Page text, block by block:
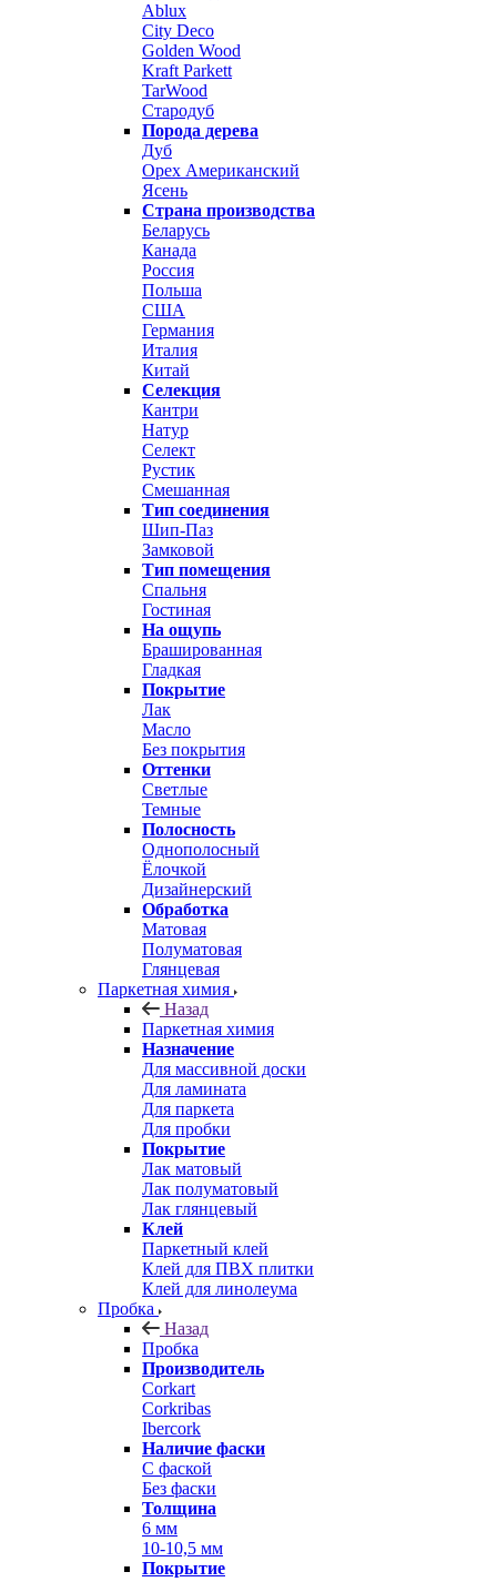
Ablux
City Deco
Golden Wood
Kraft Parkett
TarWood
Стародуб
Порода дерева
Дуб
Орех Американский
Ясень
Страна производства
Беларусь
Канада
Россия
Польша
США
Германия
Италия
Китай
Селекция
Кантри
Натур
Селект
Рустик
Смешанная
Тип соединения
Шип-Паз
Замковой
Тип помещения
Спальня
Гостиная
На ощупь
Брашированная
Гладкая
Покрытие
Лак
Масло
Без покрытия
Оттенки
Светлые
Темные
Полосность
Однополосный
Ёлочкой
Дизайнерский
Обработка
Матовая
Полуматовая
Глянцевая
Паркетная химия
Назад
Паркетная химия
Назначение
Для массивной доски
Для ламината
Для паркета
Для пробки
Покрытие
Лак матовый
Лак полуматовый
Лак глянцевый
Клей
Паркетный клей
Клей для ПВХ плитки
Клей для линолеума
Пробка
Назад
Пробка
Производитель
Corkart
Corkribas
Ibercork
Наличие фаски
С фаской
Без фаски
Толщина
6 мм
10-10,5 мм
Покрытие